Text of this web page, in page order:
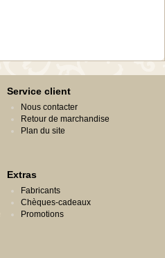
Service client
Nous contacter
Retour de marchandise
Plan du site
Extras
Fabricants
Chèques-cadeaux
Promotions